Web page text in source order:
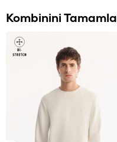
Kombinini Tamamla